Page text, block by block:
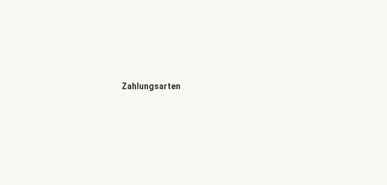
Zahlungsarten